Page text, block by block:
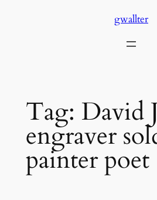
gwallter
Tag: David
engraver
painter poet